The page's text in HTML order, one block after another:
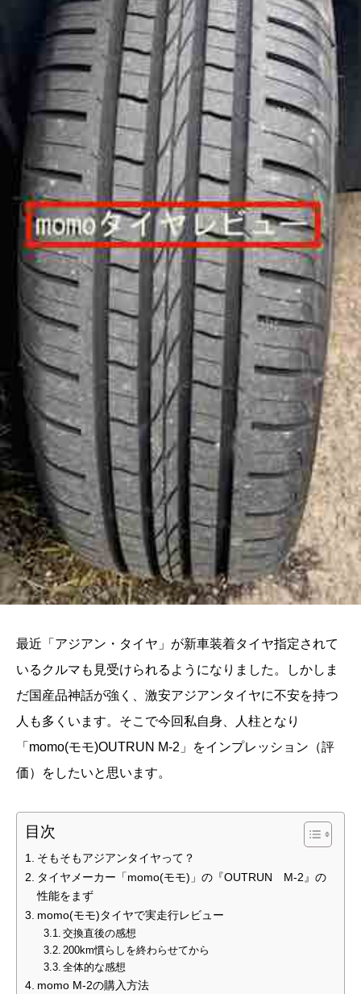
最近「アジアン・タイヤ」が新車装着タイヤ指定されて
いるクルマも見受けられるようになりました。しかしま
だ国産品神話が強く、激安アジアンタイヤに不安を持つ
人も多くいます。そこで今回私自身、人柱となり
「momo(モモ)OUTRUN M-2」をインプレッション（評
価）をしたいと思います。
目次
そもそもアジアンタイヤって？
タイヤメーカー「momo(モモ)」の『OUTRUN M-2』の
性能をまず
momo(モモ)タイヤで実走行レビュー
交換直後の感想
200km慣らしを終わらせてから
全体的な感想
momo M-2の購入方法